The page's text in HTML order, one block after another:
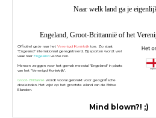
Naar welk land ga je
Engeland, Groot-Brittannië of het
Officiëel ga je naar hetVerenigd Koninkrijk toe. Zo staat
"Engeland" internationaal geregistreerd. Bij sporten wordt wel
vaak naar Engeland verwezen.
Mensen zeggen voor het gemak meestal "Engeland" in plaats
van het "Verenigd Koninkrijk".
Groot- Brittannië wordt vooral gebruikt voor geografische
doeleinden. Het wijst op het grootste eiland van de Britse
Eilanden.
Mind blown?! ;)